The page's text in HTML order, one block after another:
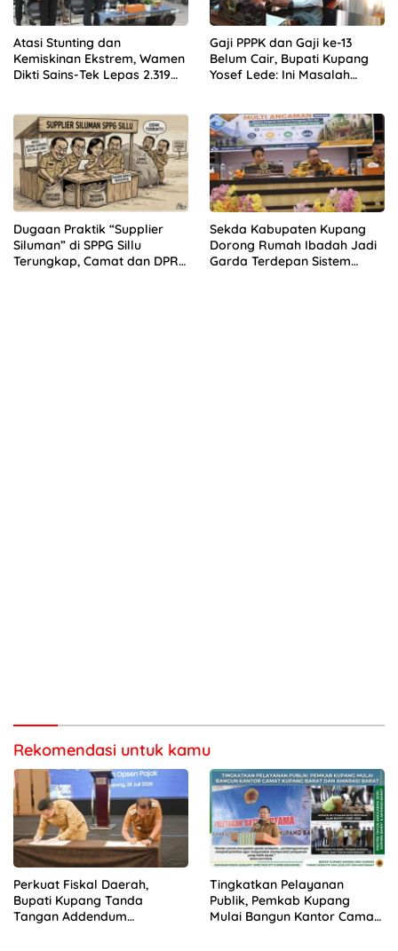
Atasi Stunting dan
Kemiskinan Ekstrem, Wamen
Dikti Sains-Tek Lepas 2.319
Gaji PPPK dan Gaji ke-13
Belum Cair, Bupati Kupang
Yosef Lede: Ini Masalah
Dugaan Praktik “Supplier
Siluman” di SPPG Sillu
Terungkap, Camat dan DPRD
Sekda Kabupaten Kupang
Dorong Rumah Ibadah Jadi
Garda Terdepan Sistem
Rekomendasi untuk kamu
Perkuat Fiskal Daerah,
Bupati Kupang Tanda
Tangan Addendum
Tingkatkan Pelayanan
Publik, Pemkab Kupang
Mulai Bangun Kantor Camat